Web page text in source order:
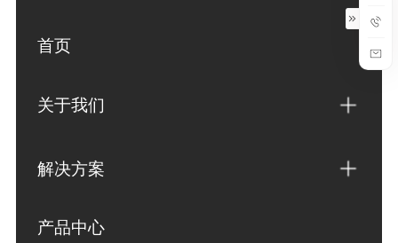
首页
关于我们
解决方案
产品中心